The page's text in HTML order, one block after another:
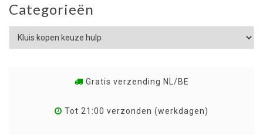
Categorieën
Gratis verzending NL/BE
Tot 21:00 verzonden (werkdagen)